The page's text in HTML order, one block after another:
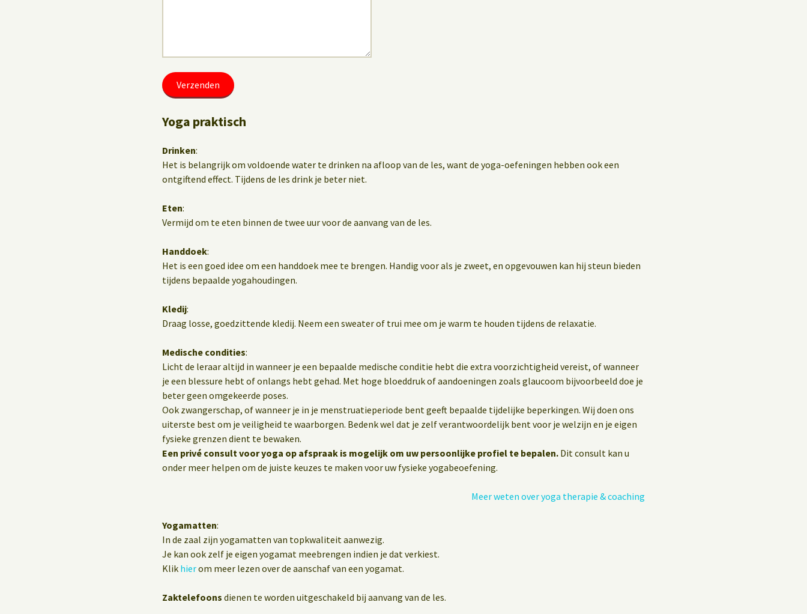
Yoga praktisch
Drinken:
Het is belangrijk om voldoende water te drinken na afloop van de les, want de yoga-oefeningen hebben ook een
ontgiftend effect. Tijdens de les drink je beter niet.
Eten:
Vermijd om te eten binnen de twee uur voor de aanvang van de les.
Handdoek:
Het is een goed idee om een handdoek mee te brengen. Handig voor als je zweet, en opgevouwen kan hij steun bieden
tijdens bepaalde yogahoudingen.
Kledij:
Draag losse, goedzittende kledij. Neem een sweater of trui mee om je warm te houden tijdens de relaxatie.
Medische condities:
Licht de leraar altijd in wanneer je een bepaalde medische conditie hebt die extra voorzichtigheid vereist, of wanneer
je een blessure hebt of onlangs hebt gehad. Met hoge bloeddruk of aandoeningen zoals glaucoom bijvoorbeeld doe je
beter geen omgekeerde poses.
Ook zwangerschap, of wanneer je in je menstruatieperiode bent geeft bepaalde tijdelijke beperkingen. Wij doen ons
uiterste best om je veiligheid te waarborgen. Bedenk wel dat je zelf verantwoordelijk bent voor je welzijn en je eigen
fysieke grenzen dient te bewaken.
Een privé consult voor yoga op afspraak is mogelijk om uw persoonlijke profiel te bepalen. Dit consult kan u
onder meer helpen om de juiste keuzes te maken voor uw fysieke yogabeoefening.
Meer weten over yoga therapie & coaching
Yogamatten:
In de zaal zijn yogamatten van topkwaliteit aanwezig.
Je kan ook zelf je eigen yogamat meebrengen indien je dat verkiest.
Klik hierom meer lezen over de aanschaf van een yogamat.
Zaktelefoons dienen te worden uitgeschakeld bij aanvang van de les.